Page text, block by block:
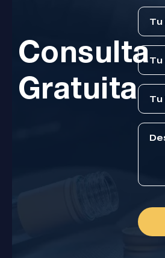
Consulta
Gratuita